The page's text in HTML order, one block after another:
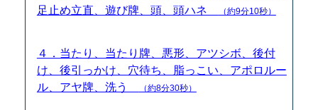
足止め立直、遊び牌、頭、頭ハネ
（約9分10秒）
４．当たり、当たり牌、悪形、アツシボ、後付
け、後引っかけ、穴待ち、脂っこい、アポロルー
ル、アヤ牌、洗う
（約8分30秒）